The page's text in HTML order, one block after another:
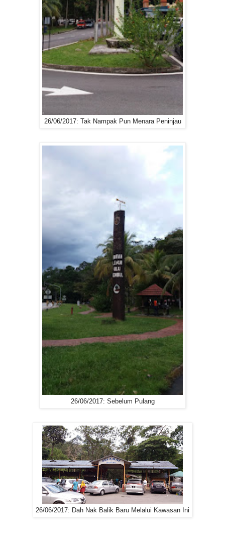
26/06/2017: Tak Nampak Pun Menara Peninjau
26/06/2017: Sebelum Pulang
26/06/2017: Dah Nak Balik Baru Melalui Kawasan Ini